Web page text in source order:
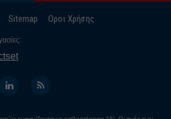
Sitemap Οροι Χρήσης